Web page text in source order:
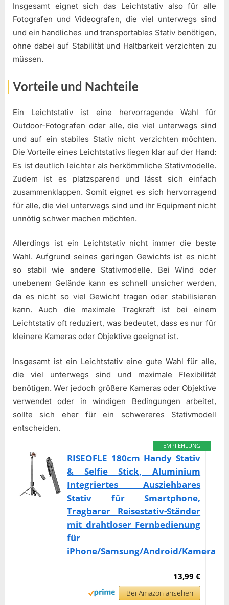
Insgesamt eignet sich das Leichtstativ also für alle
Fotografen und Videografen, die viel unterwegs sind
und ein handliches und transportables Stativ benötigen,
ohne dabei auf Stabilität und Haltbarkeit verzichten zu
müssen.
Vorteile und Nachteile
Ein Leichtstativ ist eine hervorragende Wahl für
Outdoor-Fotografen oder alle, die viel unterwegs sind
und auf ein stabiles Stativ nicht verzichten möchten.
Die Vorteile eines Leichtstativs liegen klar auf der Hand:
Es ist deutlich leichter als herkömmliche Stativmodelle.
Zudem ist es platzsparend und lässt sich einfach
zusammenklappen. Somit eignet es sich hervorragend
für alle, die viel unterwegs sind und ihr Equipment nicht
unnötig schwer machen möchten.
Allerdings ist ein Leichtstativ nicht immer die beste
Wahl. Aufgrund seines geringen Gewichts ist es nicht
so stabil wie andere Stativmodelle. Bei Wind oder
unebenem Gelände kann es schnell unsicher werden,
da es nicht so viel Gewicht tragen oder stabilisieren
kann. Auch die maximale Tragkraft ist bei einem
Leichtstativ oft reduziert, was bedeutet, dass es nur für
kleinere Kameras oder Objektive geeignet ist.
Insgesamt ist ein Leichtstativ eine gute Wahl für alle,
die viel unterwegs sind und maximale Flexibilität
benötigen. Wer jedoch größere Kameras oder Objektive
verwendet oder in windigen Bedingungen arbeitet,
sollte sich eher für ein schwereres Stativmodell
entscheiden.
EMPFEHLUNG
RISEOFLE 180cm Handy Stativ
& Selfie Stick, Aluminium
Integriertes Ausziehbares
Stativ für Smartphone,
Tragbarer Reisestativ-Ständer
mit drahtloser Fernbedienung
für
iPhone/Samsung/Android/Kamera
13,99 €
Bei Amazon ansehen